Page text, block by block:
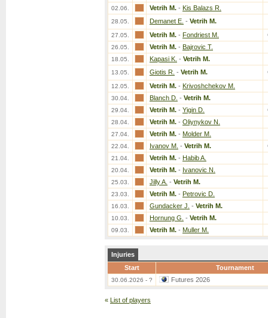
02.06. Vetrih M. - Kis Balazs R.
28.05. Demanet E. - Vetrih M.
27.05. Vetrih M. - Fondriest M.
26.05. Vetrih M. - Bajrovic T.
18.05. Kapasi K. - Vetrih M.
13.05. Giotis R. - Vetrih M.
12.05. Vetrih M. - Krivoshchekov M.
30.04. Blanch D. - Vetrih M.
29.04. Vetrih M. - Yigin D.
28.04. Vetrih M. - Oliynykov N.
27.04. Vetrih M. - Molder M.
22.04. Ivanov M. - Vetrih M.
21.04. Vetrih M. - Habib A.
20.04. Vetrih M. - Ivanovic N.
25.03. Jilly A. - Vetrih M.
23.03. Vetrih M. - Petrovic D.
16.03. Gundacker J. - Vetrih M.
10.03. Hornung G. - Vetrih M.
09.03. Vetrih M. - Muller M.
Injuries
Start
Tournament
30.06.2026 - ? Futures 2026
« List of players